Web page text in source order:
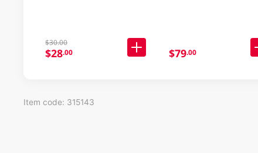
$30.00
$28.00 $79.00
Item code: 315143